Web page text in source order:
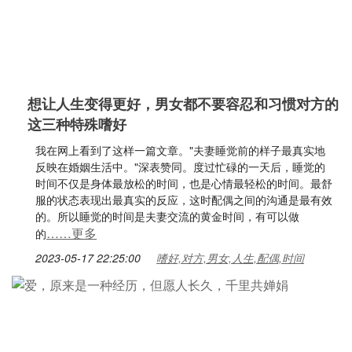
想让人生变得更好，男女都不要容忍和习惯对方的
这三种特殊嗜好
我在网上看到了这样一篇文章。"夫妻睡觉前的样子最真实地
反映在婚姻生活中。"深表赞同。度过忙碌的一天后，睡觉的
时间不仅是身体最放松的时间，也是心情最轻松的时间。最舒
服的状态表现出最真实的反应，这时配偶之间的沟通是最有效
的。所以睡觉的时间是夫妻交流的黄金时间，有可以做
的……更多
2023-05-17 22:25:00 嗜好,对方,男女,人生,配偶,时间